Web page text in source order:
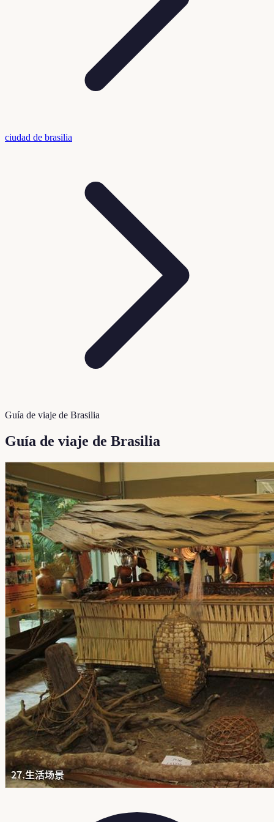
ciudad de brasilia
Guía de viaje de Brasilia
Guía de viaje de Brasilia